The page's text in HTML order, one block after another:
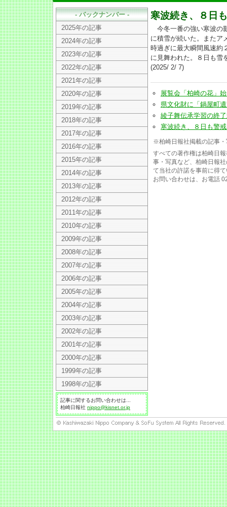
寒波続き、８日
今冬一番の強い寒波の
に積雪が続いた。またア
時過ぎに最大瞬間風速約
に見舞われた。８日も雪
(2025/ 2/ 7)
展覧会「柏崎の花」
県文化財に「鍋屋町
綾子舞伝承学習の終
寒波続き、８日も警
※柏崎日報社掲載の記事
すべての著作権は柏崎日
事・写真など、柏崎日報
て当社の許諾を事前に得
お問い合わせは、お電話
- バックナンバー -
2025年の記事
2024年の記事
2023年の記事
2022年の記事
2021年の記事
2020年の記事
2019年の記事
2018年の記事
2017年の記事
2016年の記事
2015年の記事
2014年の記事
2013年の記事
2012年の記事
2011年の記事
2010年の記事
2009年の記事
2008年の記事
2007年の記事
2006年の記事
2005年の記事
2004年の記事
2003年の記事
2002年の記事
2001年の記事
2000年の記事
1999年の記事
1998年の記事
記事に関するお問い合わせは...
柏崎日報社 nippo@kisnet.or.jp